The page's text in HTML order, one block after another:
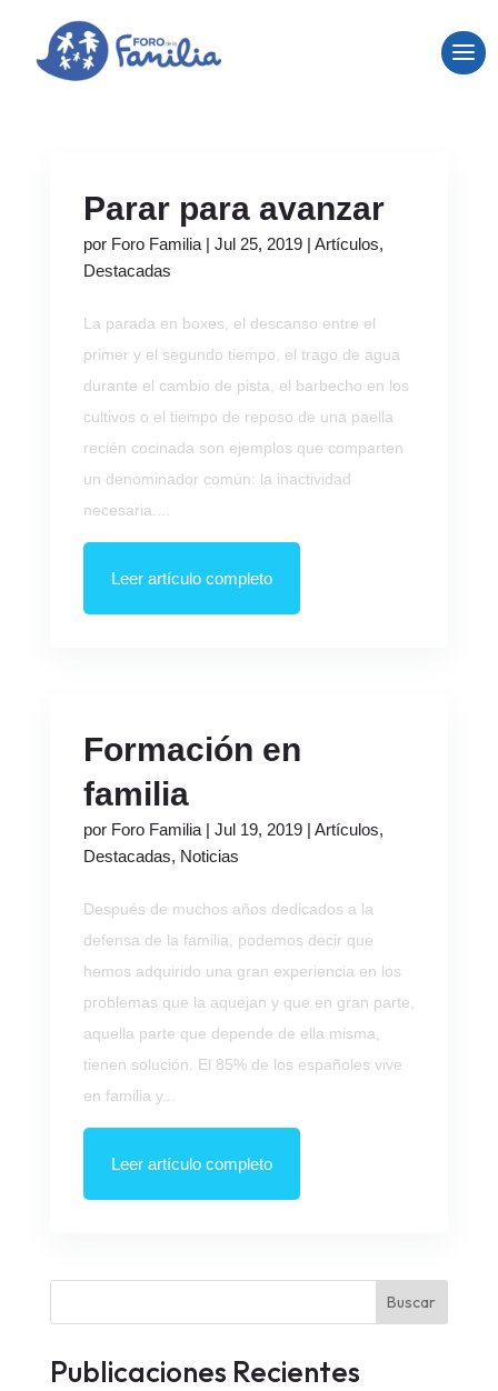
Parar para avanzar
por Foro Familia| Jul 25, 2019| Artículos,
Destacadas
La parada en boxes, el descanso entre el
primer y el segundo tiempo, el trago de agua
durante el cambio de pista, el barbecho en los
cultivos o el tiempo de reposo de una paella
recién cocinada son ejemplos que comparten
un denominador común: la inactividad
necesaria....
Leer artículo completo
Formación en
familia
por Foro Familia| Jul 19, 2019| Artículos,
Destacadas, Noticias
Después de muchos años dedicados a la
defensa de la familia, podemos decir que
hemos adquirido una gran experiencia en los
problemas que la aquejan y que en gran parte,
aquella parte que depende de ella misma,
tienen solución. El 85% de los españoles vive
en familia y...
Leer artículo completo
Buscar
Publicaciones Recientes